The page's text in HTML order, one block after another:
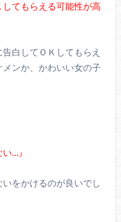
てもらえる可能性が高
白してＯＫしてもらえ
ンか、かわいい女の子
…』
をかけるのが良いでし